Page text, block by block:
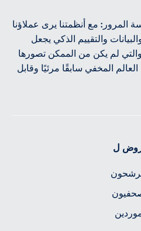
المرور: مع أنظمتنا يرى عملاؤنا
والتقييم الذكي يجعل
لم يكن من الممكن تصورها
المخفي سابقًا مرئيًا وقابل
ل